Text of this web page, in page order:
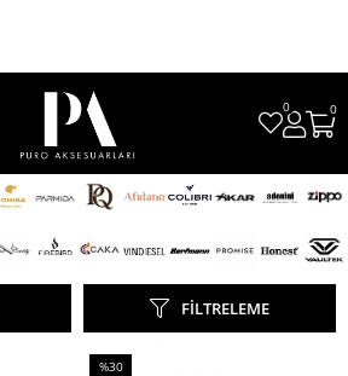
0
0
FILTRELEME
%30